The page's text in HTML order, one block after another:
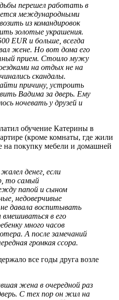
перешел работать в
международными
из командировок
золотые украшения.
EUR и больше, всегда
жене. Но вот дома его
прием. Стоило мужу
на отдых не на
скандалы.
причину, устроить
Вадима за дверь. Ему
ночевать у друзей и
обучение Катерины в
(кроме комнаты, где жили
на покупку мебели и домашней
денег, если
то самый
папой и сыном
недоверчивые
давала воспитывать
вмешиваться в его
много часов
А после замечаний
громкая ссора.
все годы друга возле
жена в очередной раз
С тех пор он жил на